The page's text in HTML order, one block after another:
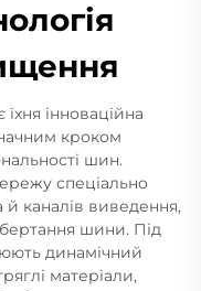
інноваційна
кроком
шин.
спеціально
й каналів виведення,
шини. Під
динамічний
матеріали,